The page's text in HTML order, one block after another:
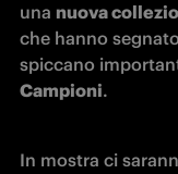
una nuova
che hanno
spiccano
Campioni.
In mostra ci